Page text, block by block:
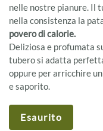
nelle nostre pianure. Il
nella consistenza la
povero di calorie.
Deliziosa e profumata
tubero si adatta
oppure per arricchire
e saporito.
Esaurito